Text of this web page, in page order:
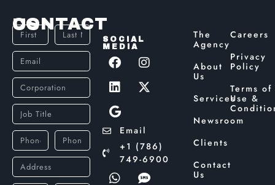
CONTACT US
SOCIAL
MEDIA
Email
+1 (786)
749-6900
The
Agency
About
Us
Services
Newsroom
Clients
Contact
Us
Careers
Privacy
Policy
Terms of
Use &